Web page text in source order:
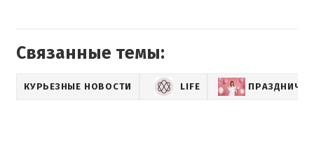
Связанные темы:
КУРЬЕЗНЫЕ НОВОСТИ LIFE